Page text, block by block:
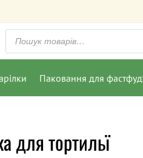
Паковання для
для тортильї